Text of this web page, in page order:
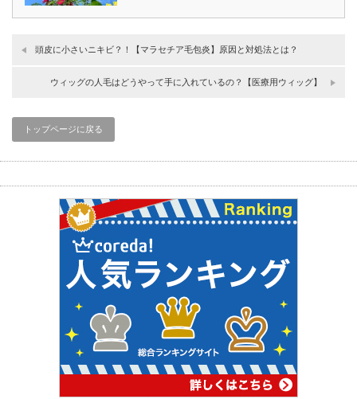
頭皮に小さいニキビ？！【マラセチア毛包炎】原因と対処法とは？
ウィッグの人毛はどうやって手に入れているの？【医療用ウィッグ】
トップページに戻る